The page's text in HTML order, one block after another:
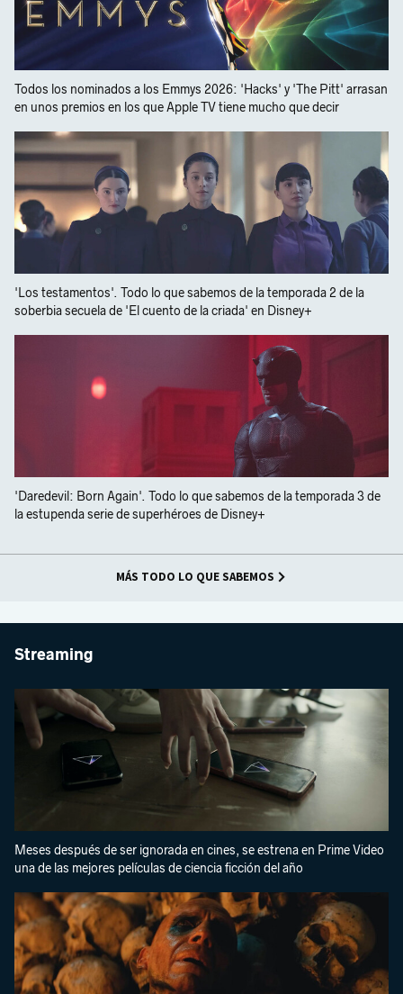
Todos los nominados a los Emmys 2026: 'Hacks' y 'The Pitt' arrasan
en unos premios en los que Apple TV tiene mucho que decir
'Los testamentos'. Todo lo que sabemos de la temporada 2 de la
soberbia secuela de 'El cuento de la criada' en Disney+
'Daredevil: Born Again'. Todo lo que sabemos de la temporada 3 de
la estupenda serie de superhéroes de Disney+
MÁS TODO LO QUE SABEMOS
Streaming
Meses después de ser ignorada en cines, se estrena en Prime Video
una de las mejores películas de ciencia ficción del año